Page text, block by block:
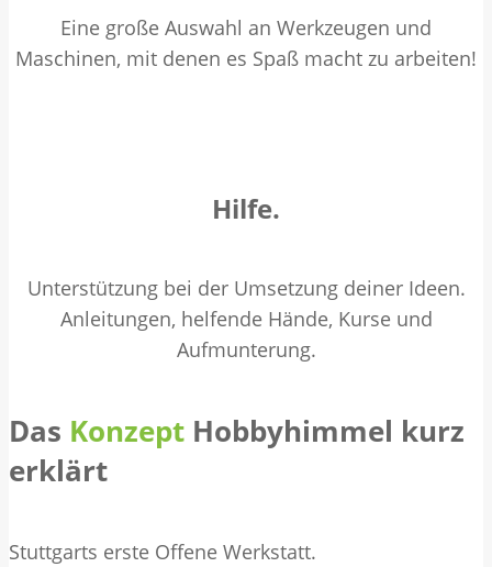
Eine große Auswahl an Werkzeugen und
Maschinen, mit denen es Spaß macht zu arbeiten!
Hilfe.
Unterstützung bei der Umsetzung deiner Ideen.
Anleitungen, helfende Hände, Kurse und
Aufmunterung.
Das Konzept Hobbyhimmel kurz
erklärt
Stuttgarts erste Offene Werkstatt.